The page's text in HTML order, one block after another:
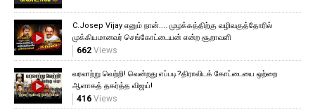
C.Josep Vijay எனும் நான்.... முழக்கத்திற்கு வழிவகுத்தோரில்
முக்கியமானவர் செங்கோட்டையன் என்ற சூறாவளி
662Views
வரலாற்று வெற்றி! வென்றது எப்படி?திராவிடக் கோட்டையை ஒற்றை
ஆளாகத் தகர்த்த விஜய்!
416Views